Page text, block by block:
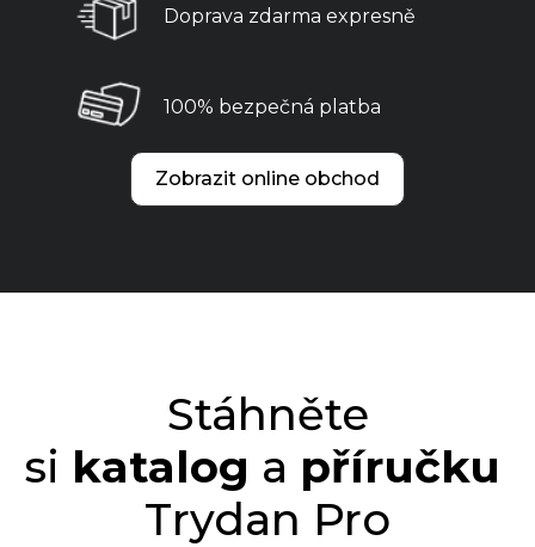
Doprava zdarma expresně
100% bezpečná platba
Zobrazit online obchod
Stáhněte
si katalog a příručku
Trydan Pro